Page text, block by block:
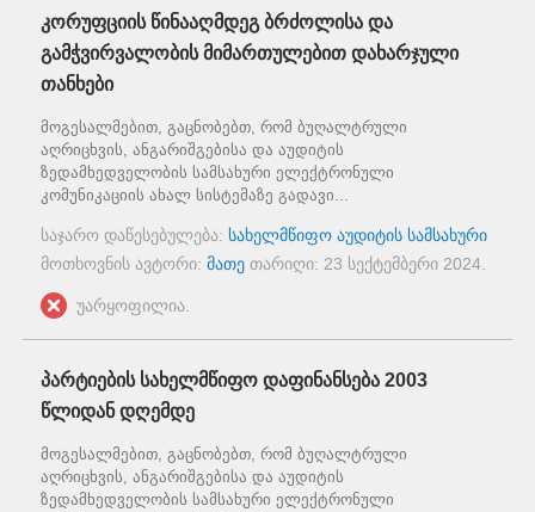
კორუფციის წინააღმდეგ ბრძოლისა და
გამჭვირვალობის მიმართულებით დახარჯული
თანხები
მოგესალმებით, გაცნობებთ, რომ ბუღალტრული
აღრიცხვის, ანგარიშგებისა და აუდიტის
ზედამხედველობის სამსახური ელექტრონული
კომუნიკაციის ახალ სისტემაზე გადავი...
საჯარო დაწესებულება: სახელმწიფო აუდიტის სამსახური
მოთხოვნის ავტორი: მათე თარიღი: 23 სექტემბერი 2024
უარყოფილია.
პარტიების სახელმწიფო დაფინანსება 2003
წლიდან დღემდე
მოგესალმებით, გაცნობებთ, რომ ბუღალტრული
აღრიცხვის, ანგარიშგებისა და აუდიტის
ზედამხედველობის სამსახური ელექტრონული